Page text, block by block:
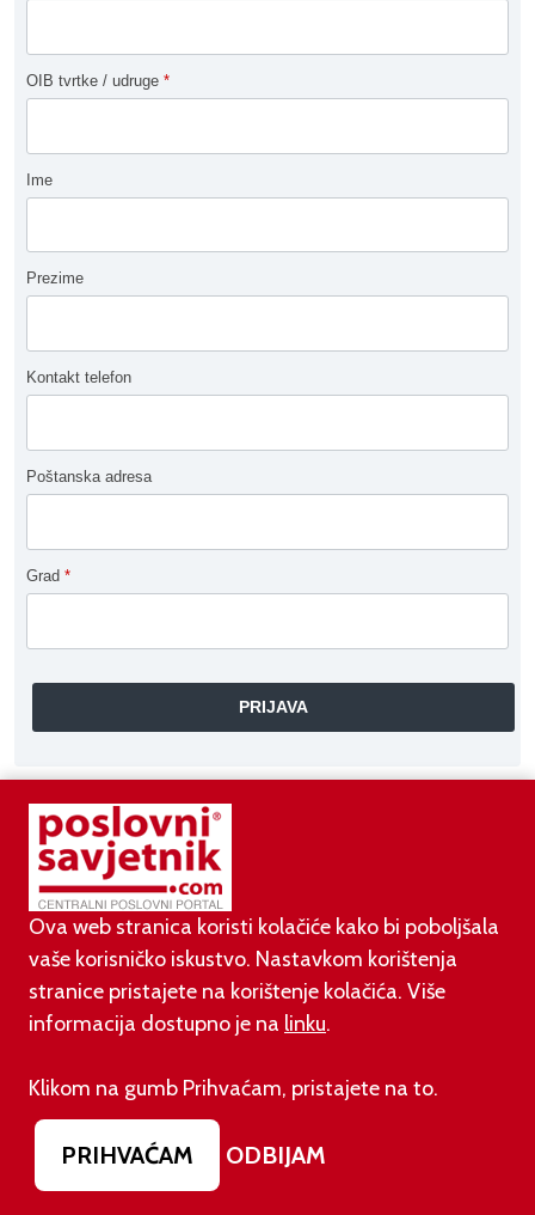
OIB tvrtke / udruge *
Ime
Prezime
Kontakt telefon
Poštanska adresa
Grad *
AKTUALNO
07.08.2026.
Pripremite se za velike promjene: Od siječnja 2027.
gasi se opcija na Gmailu koju koriste milijuni
07.08.2026.
Prije dva dana EU je uveo nova pravila za sve koji
rade AI sadržaj: kazne su velike!
Ova web stranica koristi kolačiće kako bi poboljšala
vaše korisničko iskustvo. Nastavkom korištenja
stranice pristajete na korištenje kolačića. Više
informacija dostupno je na linku.
Klikom na gumb Prihvaćam, pristajete na to.
PRIHVAĆAM ODBIJAM